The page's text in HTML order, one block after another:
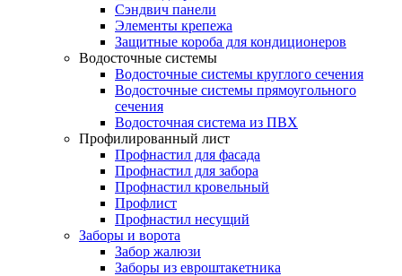
Сэндвич панели
Элементы крепежа
Защитные короба для кондиционеров
Водосточные системы
Водосточные системы круглого сечения
Водосточные системы прямоугольного
сечения
Водосточная система из ПВХ
Профилированный лист
Профнастил для фасада
Профнастил для забора
Профнастил кровельный
Профлист
Профнастил несущий
Заборы и ворота
Забор жалюзи
Заборы из евроштакетника